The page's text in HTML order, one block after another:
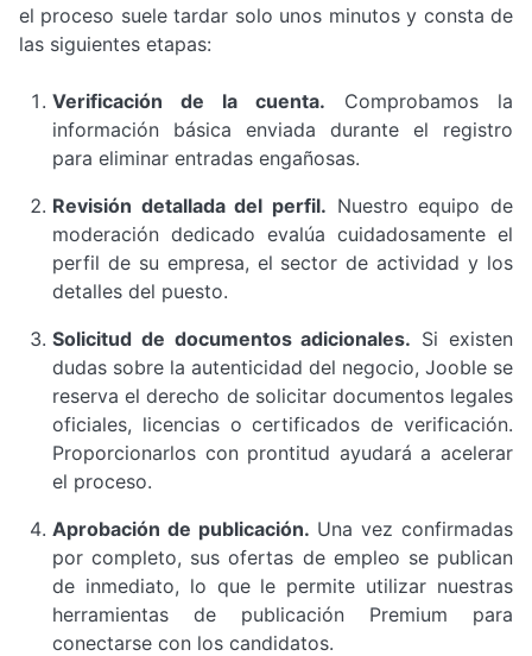
el proceso suele tardar solo unos minutos y consta de
las siguientes etapas:
Verificación de la cuenta. Comprobamos la
información básica enviada durante el registro
para eliminar entradas engañosas.
Revisión detallada del perfil. Nuestro equipo de
moderación dedicado evalúa cuidadosamente el
perfil de su empresa, el sector de actividad y los
detalles del puesto.
Solicitud de documentos adicionales. Si existen
dudas sobre la autenticidad del negocio, Jooble se
reserva el derecho de solicitar documentos legales
oficiales, licencias o certificados de verificación.
Proporcionarlos con prontitud ayudará a acelerar
el proceso.
Aprobación de publicación. Una vez confirmadas
por completo, sus ofertas de empleo se publican
de inmediato, lo que le permite utilizar nuestras
herramientas de publicación Premium para
conectarse con los candidatos.